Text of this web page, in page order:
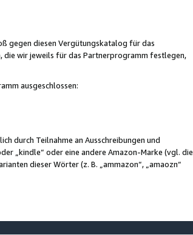
gegen diesen Vergütungskatalog für das
die wir jeweils für das Partnerprogramm festlegen,
ausgeschlossen:
durch Teilnahme an Ausschreibungen und
„kindle“ oder eine andere Amazon-Marke (vgl. die
dieser Wörter (z. B. „ammazon“, „amaozn“